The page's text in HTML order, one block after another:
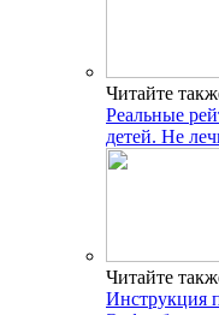
Читайте
Реальные
детей. Не
Читайте
Инструкция